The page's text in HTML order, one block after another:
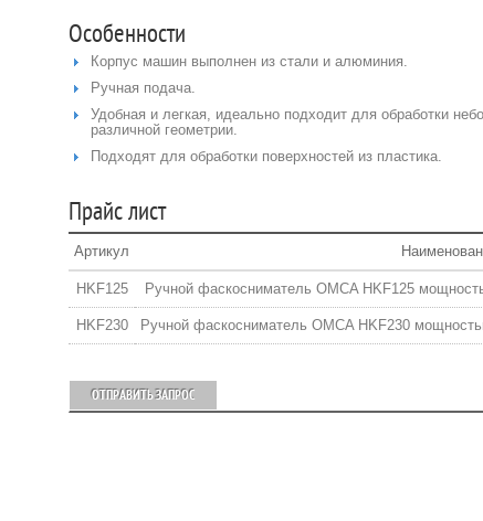
Особенности
Корпус машин выполнен из стали и алюминия.
Ручная подача.
Удобная и легкая, идеально подходит для обработки
различной геометрии.
Подходят для обработки поверхностей из пластика.
Прайс лист
Артикул
HKF125 Ручной фаскосниматель OMCA HKF125
HKF230 Ручной фаскосниматель OMCA HKF230
ОТПРАВИТЬ ЗАПРОС